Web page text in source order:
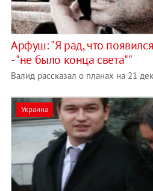
Арфуш: "Я рад, что
- "не было конца света""
Валид рассказал о планах на 21
Украина